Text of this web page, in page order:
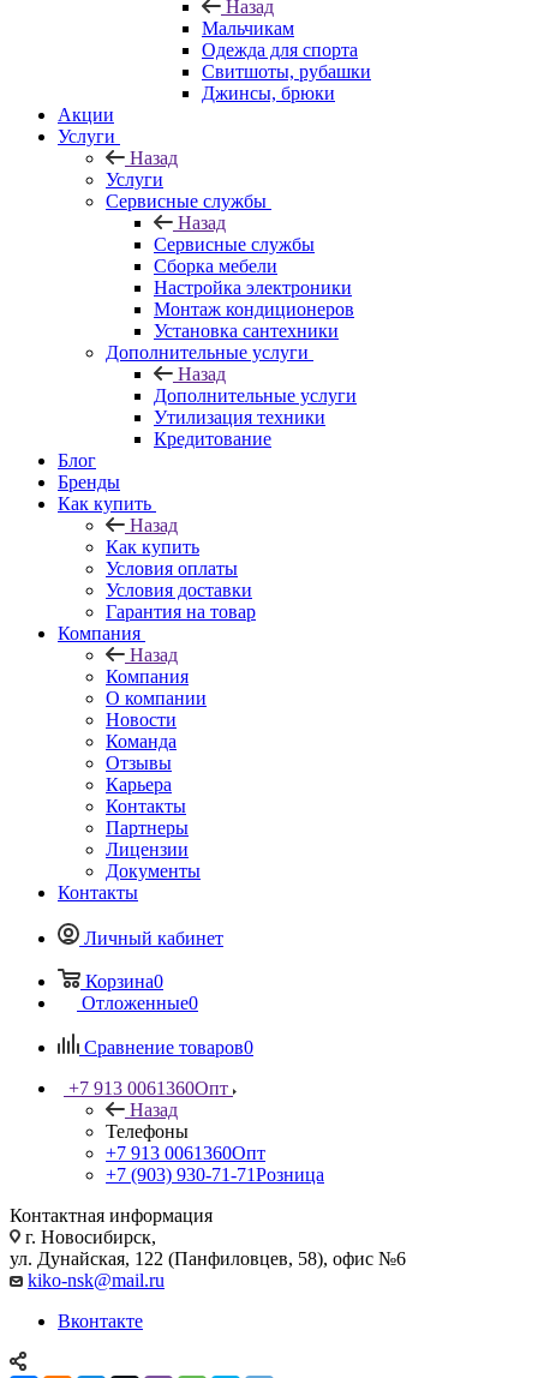
Назад
Мальчикам
Одежда для спорта
Свитшоты, рубашки
Джинсы, брюки
Акции
Услуги
Назад
Услуги
Сервисные службы
Назад
Сервисные службы
Сборка мебели
Настройка электроники
Монтаж кондиционеров
Установка сантехники
Дополнительные услуги
Назад
Дополнительные услуги
Утилизация техники
Кредитование
Блог
Бренды
Как купить
Назад
Как купить
Условия оплаты
Условия доставки
Гарантия на товар
Компания
Назад
Компания
О компании
Новости
Команда
Отзывы
Карьера
Контакты
Партнеры
Лицензии
Документы
Контакты
Личный кабинет
Корзина0
Отложенные0
Сравнение товаров0
+7 913 0061360Опт
Назад
Телефоны
+7 913 0061360Опт
+7 (903) 930-71-71Розница
Контактная информация
г. Новосибирск,
ул. Дунайская, 122 (Панфиловцев, 58), офис №6
kiko-nsk@mail.ru
Вконтакте